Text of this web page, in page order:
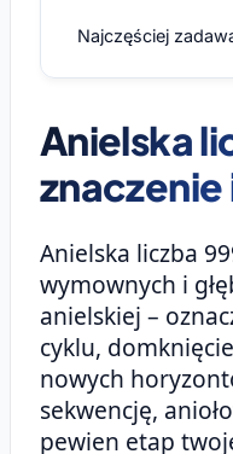
Najczęściej
Anielska
znaczenie
Anielska liczba
wymownych i
anielskiej –
cyklu,
nowych
sekwencję,
pewien etap